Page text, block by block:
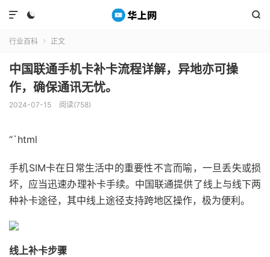
 

行业百科  正文
中国联通手机卡补卡流程详解，异地亦可操
作，确保通讯无忧。
2024-07-15 阅读(758)
“`html
手机SIM卡在日常生活中的重要性不言而喻，一旦丢失或损
坏，应当迅速办理补卡手续。中国联通提供了线上与线下两
种补卡途径，其中线上途径支持跨地区操作，极为便利。
线上补卡步骤